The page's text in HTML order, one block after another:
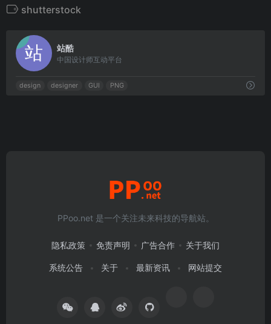
shutterstock
站酷
中国设计师互动平台
design designer GUI PNG
PPoo.net 是一个关注未来科技的导航站。
隐私政策 免责声明 广告合作 关于我们
系统公告 关于 最新资讯 网站提交